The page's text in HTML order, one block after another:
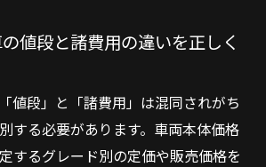
値段と諸費用の違いを正しく
値段」と「諸費用」は混同されがち
する必要があります。車両本体価格
するグレード別の定価や販売価格を